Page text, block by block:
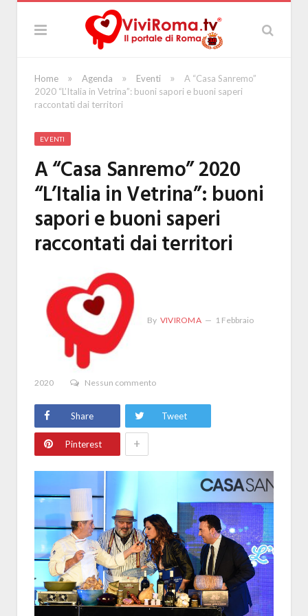
Home » Agenda » Eventi »
A “Casa Sanremo”
2020 “L’Italia in Vetrina”: buoni sapori e buoni saperi
raccontati dai territori
EVENTI
A “Casa Sanremo” 2020
“L’Italia in Vetrina”: buoni
sapori e buoni saperi
raccontati dai territori
By VIVIROMA 1 Febbraio
2020 Nessun commento
Share Tweet
Pinterest +